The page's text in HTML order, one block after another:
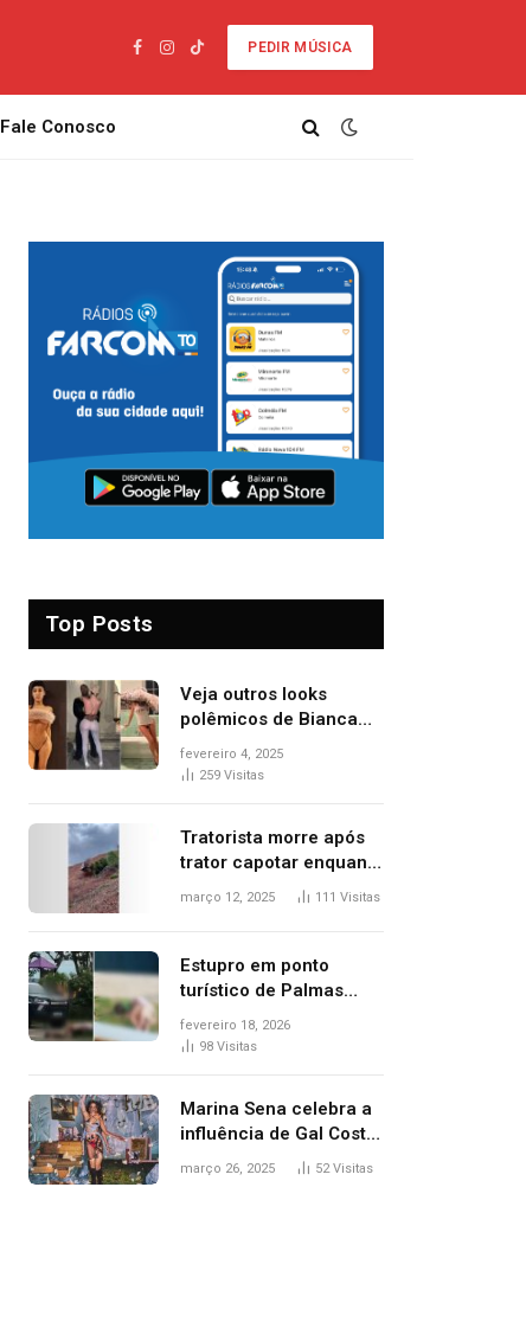
Facebook
Instagram
TikTok
PEDIR MÚSICA
Fale Conosco
Top Posts
Veja outros looks
polêmicos de Bianca
Censori, esposa de
Kanye West que
fevereiro 4, 2025
259 Visitas
Tratorista morre após
trator capotar enquanto
removia vegetação em
março 12, 2025 111 Visitas
Estupro em ponto
turístico de Palmas
ocorreu em frente à
viatura e base de
fevereiro 18, 2026
98 Visitas
Marina Sena celebra a
influência de Gal Costa
na arte do álbum
março 26, 2025 52Visitas